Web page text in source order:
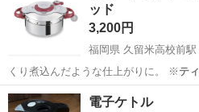
ッド
3,200円
福岡県 久留米高校前駅
くり煮込んだような仕上がりに。 ※ テ
加圧調理した…
福岡 久留米市 久留米高校前駅
電子ケトル